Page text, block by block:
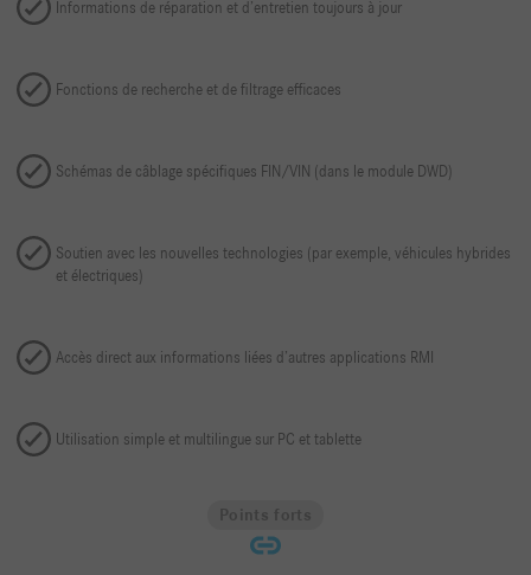
Informations de réparation et d’entretien toujours à jour
Fonctions de recherche et de filtrage efficaces
Schémas de câblage spécifiques FIN/VIN (dans le module DWD)
Soutien avec les nouvelles technologies (par exemple, véhicules hybrides
et électriques)
Accès direct aux informations liées d’autres applications RMI
Utilisation simple et multilingue sur PC et tablette
Points forts